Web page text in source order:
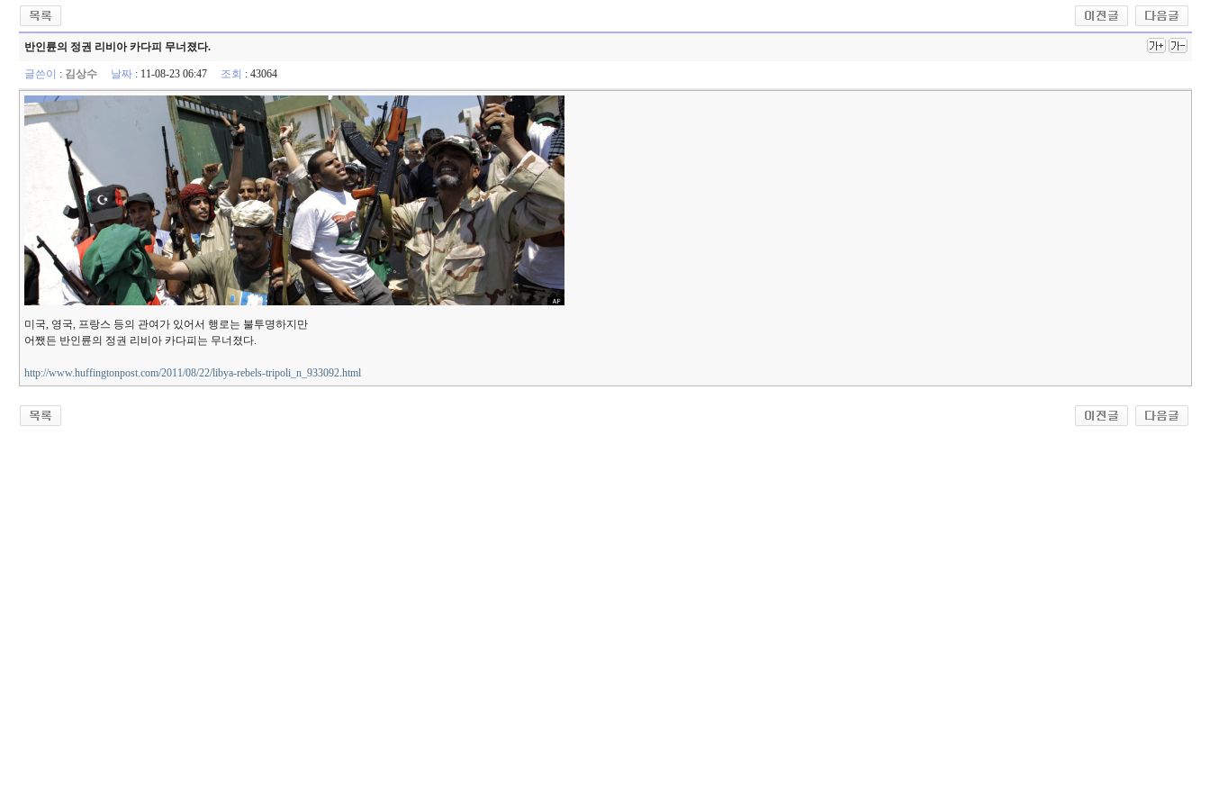
반인륜의 정권 리비아 카다피 무너졌다.
글쓴이 : 김상수 날짜: 11-08-23 06:47 조회 : 43064
미국, 영국, 프랑스 등의 관여가 있어서 행로는 불투명하지만
어쨌든 반인륜의 정권 리비아 카다피는 무너졌다.
http://www.huffingtonpost.com/2011/08/22/libya-rebels-tripoli_n_933092.html